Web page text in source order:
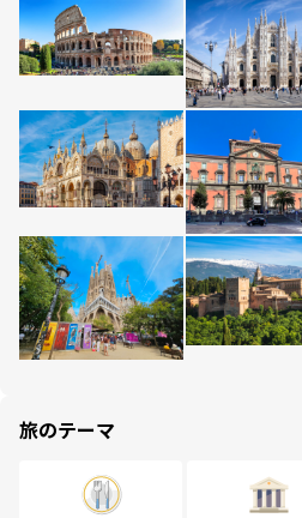
旅のテーマ